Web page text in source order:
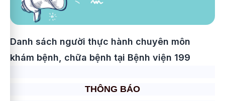
Danh sách người thực hành chuyên môn
khám bệnh, chữa bệnh tại Bệnh viện 199
THÔNG BÁO